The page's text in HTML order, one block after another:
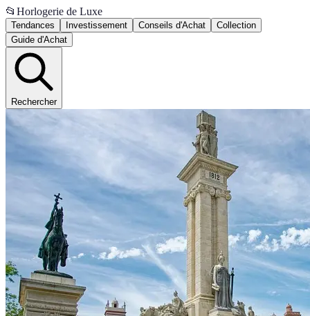
📂 Horlogerie de Luxe
Tendances Investissement Conseils d'Achat
Collection
Guide d'Achat
Rechercher